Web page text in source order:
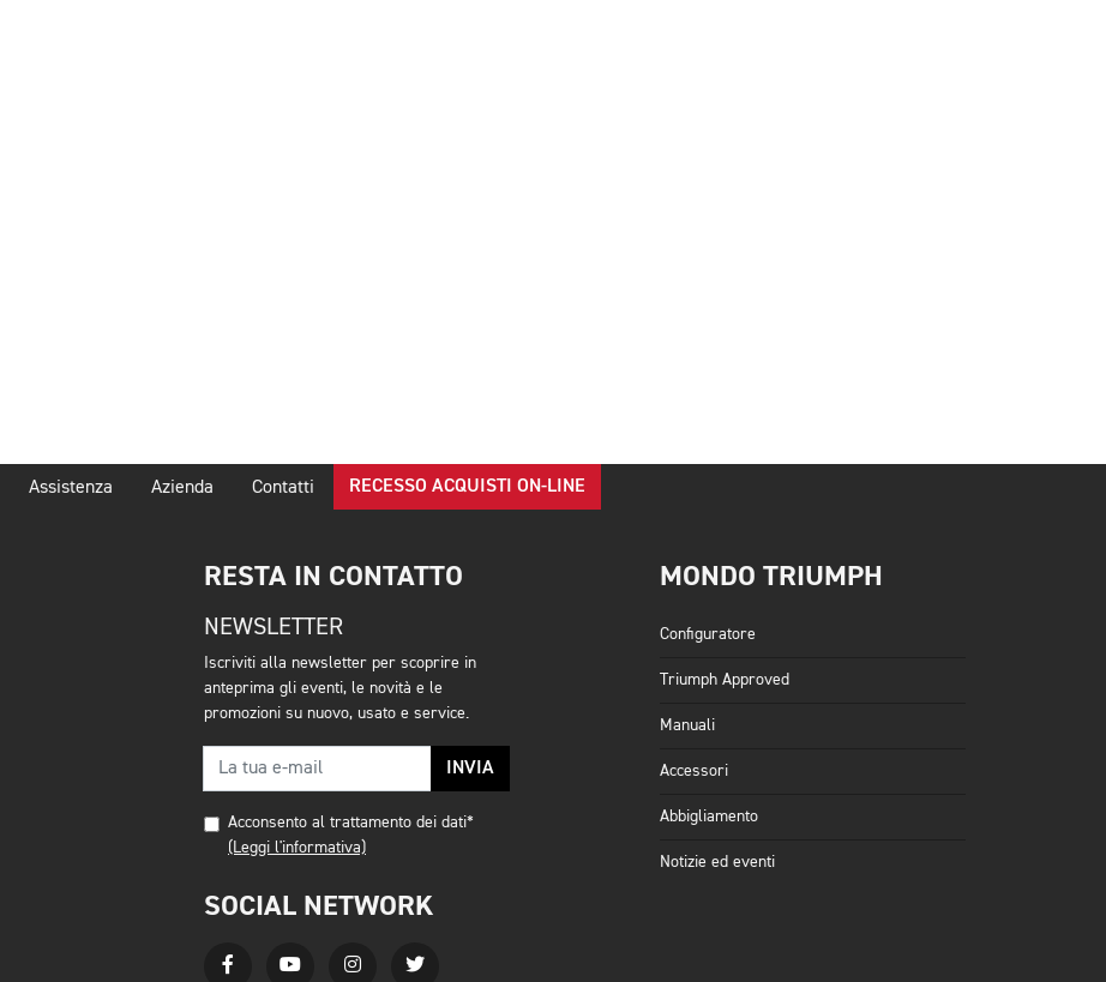
Assistenza Azienda Contatti RECESSO ACQUISTI ON-LINE
RESTA IN CONTATTO
NEWSLETTER
Iscriviti alla newsletter per scoprire in
anteprima gli eventi, le novità e le
promozioni su nuovo, usato e service.
INVIA
Acconsento al trattamento dei dati*
(Leggi l'informativa)
SOCIAL NETWORK
MONDO TRIUMPH
Configuratore
Triumph Approved
Manuali
Accessori
Abbigliamento
Notizie ed eventi